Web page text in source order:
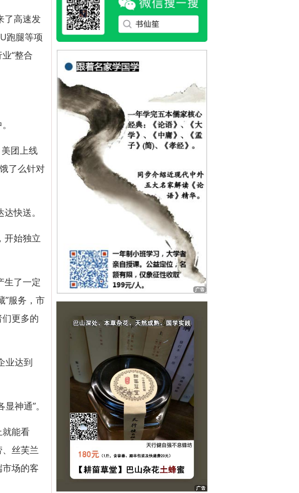
了高速发
跑腿等项
“整合
团上线
了么针对
快送。
始独立
了一定
”服务，市
更多的
业达到
神通”。
能看
丝芙兰
场的客